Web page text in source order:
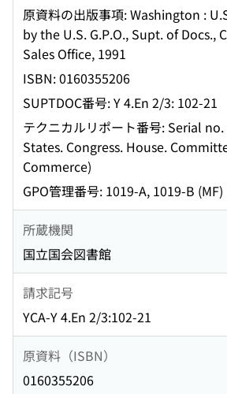
原資料の出版事項: Washington :
by the U.S. G.P.O., Supt. of Docs.,
Sales Office, 1991
ISBN: 0160355206
SUPTDOC番号: Y 4.En 2/3: 102-21
テクニカルリポート番号: Serial
States. Congress. House.
Commerce)
GPO管理番号: 1019-A, 1019-B (MF)
所蔵機関
国立国会図書館
請求記号
YCA-Y 4.En 2/3:102-21
原資料（ISBN）
0160355206